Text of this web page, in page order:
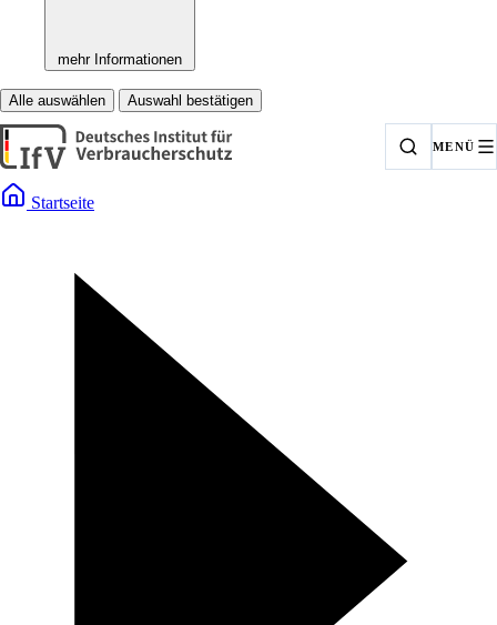
mehr Informationen
Alle auswählen Auswahl bestätigen
MENÜ
Startseite